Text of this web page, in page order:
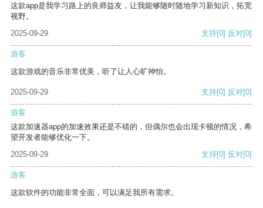
这款app是我学习路上的良师益友，让我能够随时随地学习新知识，拓宽
视野。
2025-09-29
支持[0] 反对[0]
游客
这款游戏的音乐非常优美，听了让人心旷神怡。
2025-09-29 支持[0] 反对[0]
游客
这款加速器app的加速效果还是不错的，但偶尔也会出现卡顿的情况，希
望开发者能够优化一下。
2025-09-29
支持[0] 反对[0]
游客
这款软件的功能非常全面，可以满足我所有需求。